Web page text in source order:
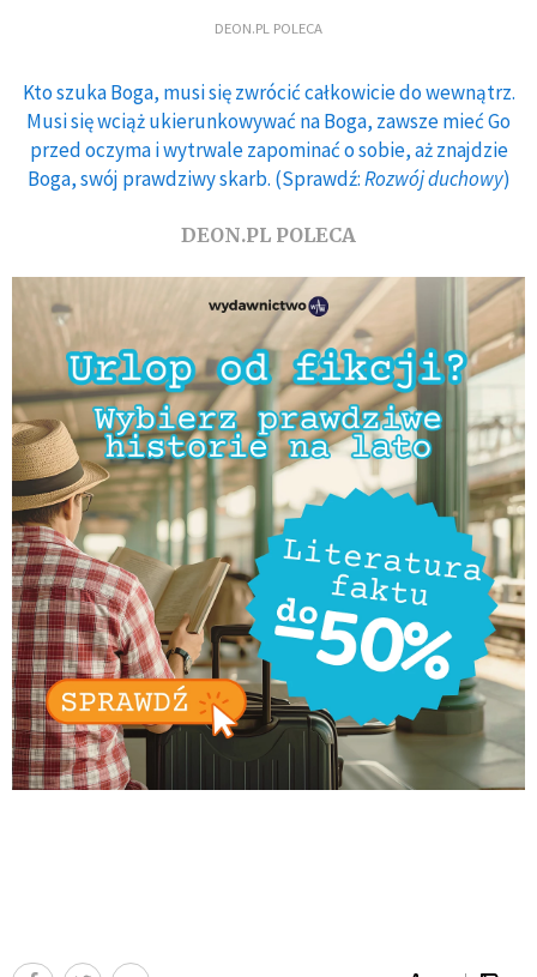
DEON.PL POLECA
Kto szuka Boga, musi się zwrócić całkowicie do wewnątrz.
Musi się wciąż ukierunkowywać na Boga, zawsze mieć Go
przed oczyma i wytrwale zapominać o sobie, aż znajdzie
Boga, swój prawdziwy skarb. (Sprawdź:Rozwój duchowy)
DEON.PL POLECA